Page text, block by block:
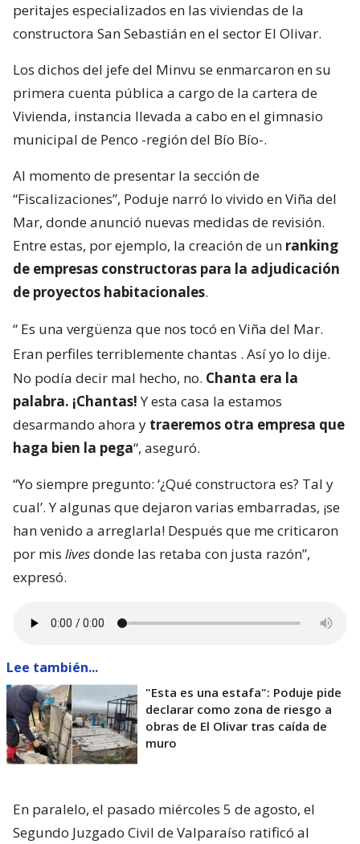
peritajes especializados en las viviendas de la
constructora San Sebastián en el sector El Olivar.
Los dichos del jefe del Minvu se enmarcaron en su
primera cuenta pública a cargo de la cartera de
Vivienda, instancia llevada a cabo en el gimnasio
municipal de Penco -región del Bío Bío-.
Al momento de presentar la sección de
“Fiscalizaciones”, Poduje narró lo vivido en Viña del
Mar, donde anunció nuevas medidas de revisión.
Entre estas, por ejemplo, la creación de un ranking
de empresas constructoras para la adjudicación
de proyectos habitacionales.
“ Es una vergüenza que nos tocó en Viña del Mar.
Eran perfiles terriblemente chantas . Así yo lo dije.
No podía decir mal hecho, no. Chanta era la
palabra. ¡Chantas!Y esta casa la estamos
desarmando ahora y traeremos otra empresa que
haga bien la pega“, aseguró.
“Yo siempre pregunto: ‘¿Qué constructora es? Tal y
cual’. Y algunas que dejaron varias embarradas, ¡se
han venido a arreglarla! Después que me criticaron
por mis livesdonde las retaba con justa razón”,
expresó.
Lee también...
"Esta es una estafa": Poduje pide
declarar como zona de riesgo a
obras de El Olivar tras caída de
muro
En paralelo, el pasado miércoles 5 de agosto, el
Segundo Juzgado Civil de Valparaíso ratificó al